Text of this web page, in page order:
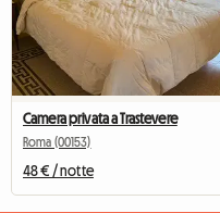
Camera privata a Trastevere
Roma (00153)
48 € / notte